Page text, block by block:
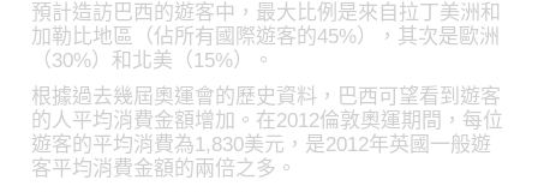
預計造訪巴西的遊客中，最大比例是來自拉丁美洲和
加勒比地區（佔所有國際遊客的45%），其次是歐洲
（30%）和北美（15%）。
根據過去幾屆奧運會的歷史資料，巴西可望看到遊客
的人平均消費金額增加。在2012倫敦奧運期間，每位
遊客的平均消費為1,830美元，是2012年英國一般遊
客平均消費金額的兩倍之多。